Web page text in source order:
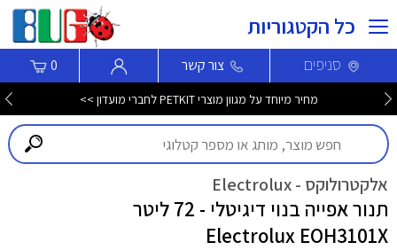
כל הקטגוריות
סניפים צור קשר 0
מחיר מיוחד על מגוון מוצרי PETKIT לחברי מועדון >>
אלקטרולוקס - Electrolux
תנור אפייה בנוי דיגיטלי - 72 ליטר
Electrolux EOH3101X